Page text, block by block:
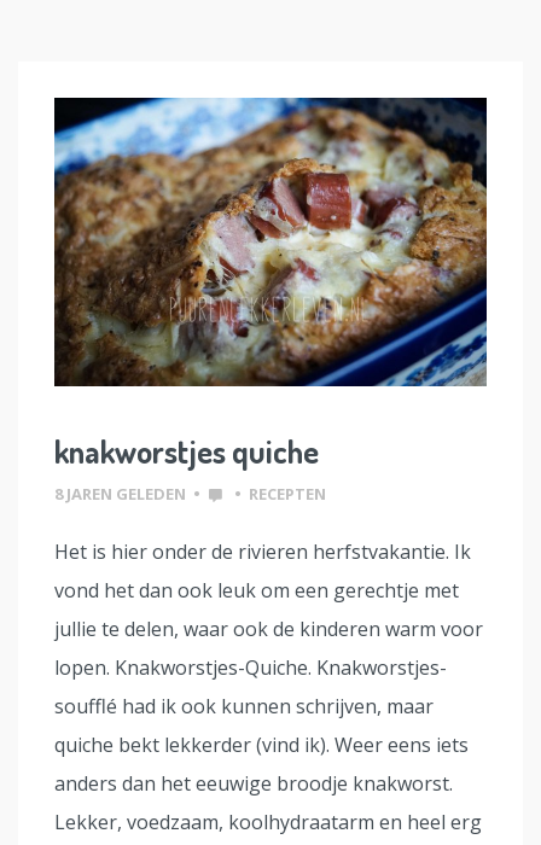
knakworstjes quiche
8 JAREN GELEDEN • • RECEPTEN
Het is hier onder de rivieren herfstvakantie. Ik
vond het dan ook leuk om een gerechtje met
jullie te delen, waar ook de kinderen warm voor
lopen. Knakworstjes-Quiche. Knakworstjes-
soufflé had ik ook kunnen schrijven, maar
quiche bekt lekkerder (vind ik). Weer eens iets
anders dan het eeuwige broodje knakworst.
Lekker, voedzaam, koolhydraatarm en heel erg